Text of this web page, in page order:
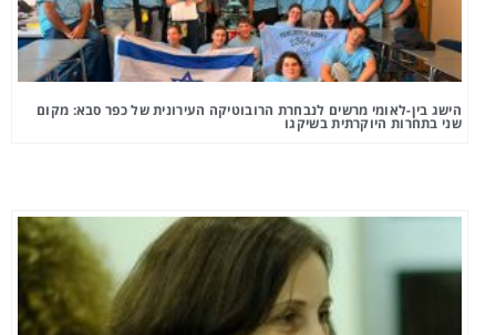
הישג בין-לאומי מרשים לנבחרת הרובוטיקה העירונית של כפר סבא: מקום
שני בתחרות היוקרתית בשיקגו